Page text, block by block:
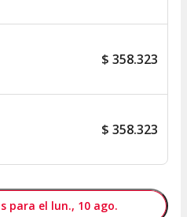
$ 358.323
$ 358.323
para el lun., 10 ago.